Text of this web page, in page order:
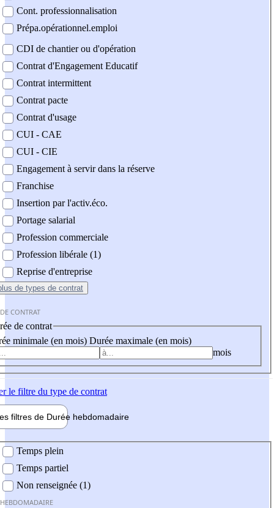
Cont. professionnalisation
Prépa.opérationnel.emploi
CDI de chantier ou d'opération
Contrat d'Engagement Educatif
Contrat intermittent
Contrat pacte
Contrat d'usage
CUI - CAE
CUI - CIE
Engagement à servir dans la réserve
Franchise
Insertion par l'activ.éco.
Portage salarial
Profession commerciale
Profession libérale (1)
Reprise d'entreprise
de types de contrat
CONTRAT
de contrat
minimale (en mois) Durée maximale (en mois)
mois
le filtre du type de contrat
filtres de Durée hebdomadaire
Temps plein
Temps partiel
Non renseignée (1)